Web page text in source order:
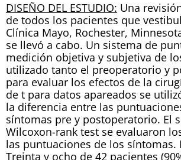
DISEÑO DEL ESTUDIO: Una
de todos los pacientes que
Clínica Mayo, Rochester,
se llevó a cabo. Un sistema de
medición objetiva y subjetiva de
utilizado tanto el preoperatorio y
para evaluar los efectos de la
de t para datos apareados se
la diferencia entre las
síntomas pre y postoperatorio. El
Wilcoxon-rank test se evaluaron
las puntuaciones de los síntomas.
Treinta y ocho de 42 pacientes